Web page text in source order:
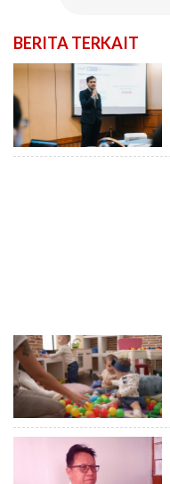
BERITA TERKAIT